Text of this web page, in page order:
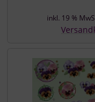
inkl. 19 %